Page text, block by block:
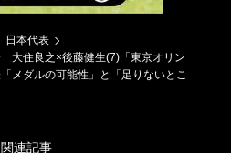
日本代表
大住良之×後藤健生(7)「東京オリン
メダルの可能性」と「足りないとこ
関連記事